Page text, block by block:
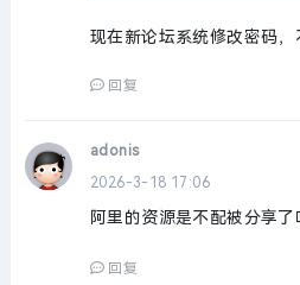
现在新论坛系统修改密码，
回复
adonis
2026-3-18 17:06
阿里的资源是不配被分享了
回复